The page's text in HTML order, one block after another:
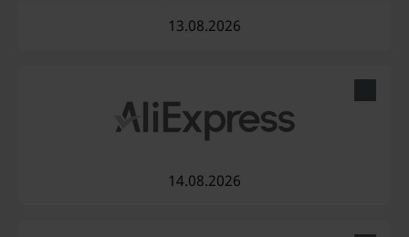
13.08.2026
14.08.2026